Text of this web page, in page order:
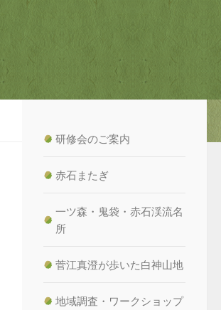
研修会のご案内
赤石またぎ
一ツ森・鬼袋・赤石渓流名
所
菅江真澄が歩いた白神山地
地域調査・ワークショップ